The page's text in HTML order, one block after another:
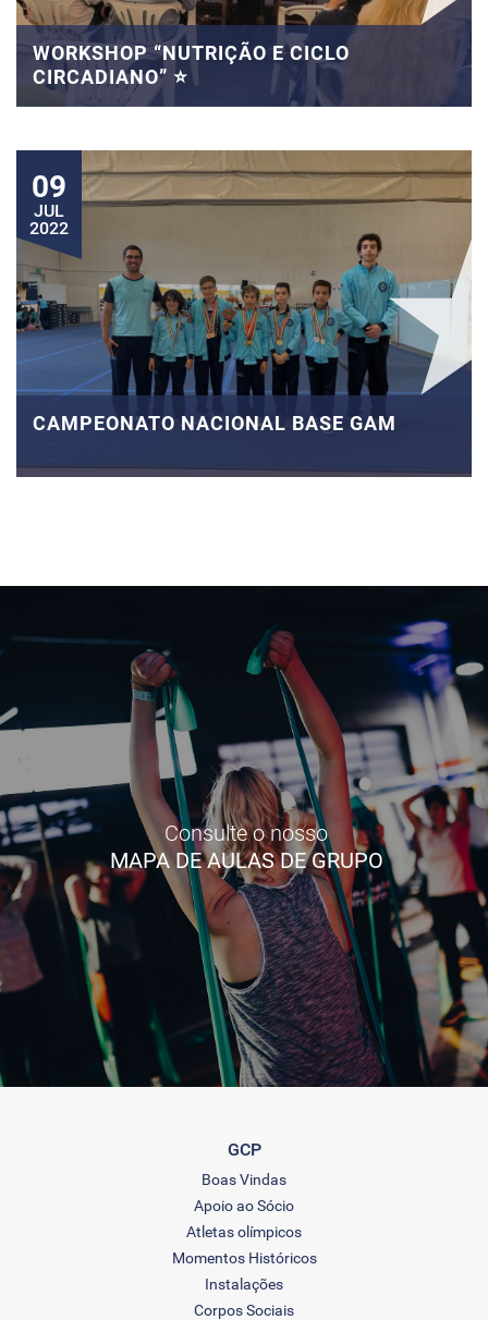
WORKSHOP “NUTRIÇÃO E CICLO
CIRCADIANO” ⭐
09
JUL
2022
CAMPEONATO NACIONAL BASE GAM
Consulte o nosso
MAPA DE AULAS DE GRUPO
GCP
Boas Vindas
Apoio ao Sócio
Atletas olímpicos
Momentos Históricos
Instalações
Corpos Sociais